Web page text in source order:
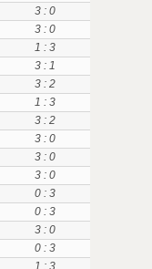
3 : 0
3 : 0
1 : 3
3 : 1
3 : 2
1 : 3
3 : 2
3 : 0
3 : 0
3 : 0
0 : 3
0 : 3
3 : 0
0 : 3
1 : 3